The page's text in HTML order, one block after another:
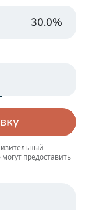
30.0%
предоставить